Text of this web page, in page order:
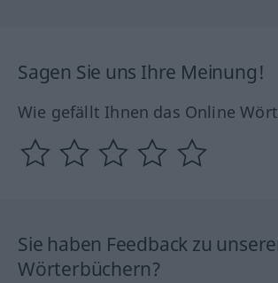
Sagen Sie uns Ihre Meinung!
Wie gefällt Ihnen das Online
Sie haben Feedback zu
Wörterbüchern?